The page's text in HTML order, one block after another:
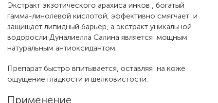
Экстракт экзотического арахиса инков , богатый
гамма-линолевой кислотой, эффективно смягчает и
защищает липидный барьер, а экстракт уникальной
водоросли Дуналиелла Салина является мощным
натуральным антиоксидантом.
Препарат быстро впитывается, оставляя на коже
ощущение гладкости и шелковистости.
Применение